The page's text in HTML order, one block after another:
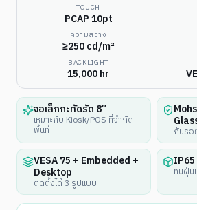
TOUCH
PCAP 10pt
ความสว่าง
≥250 cd/m²
BACKLIGHT
15,000 hr
จอเล็กกะทัดรัด 8″
เหมาะกับ Kiosk/POS ที่จำกัด
พื้นที่ กันรอ
VESA 75 + Embedded +
Desktop
ติดตั้งได้ 3 รูปแบบ
ทนฝุ่น